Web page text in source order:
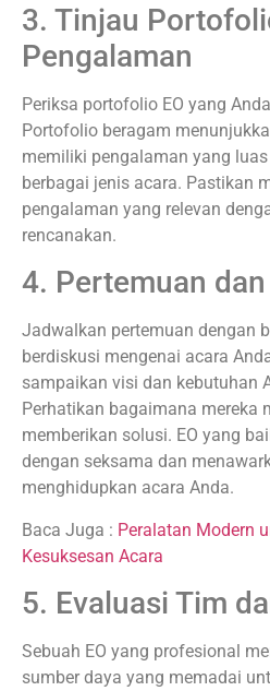
3. Tinjau
Pengalaman
Periksa portofolio EO yang
Portofolio beragam
memiliki pengalaman yang
berbagai jenis acara. Pastikan
pengalaman yang relevan
rencanakan.
4. Pertemuan
Jadwalkan pertemuan dengan
berdiskusi mengenai acara
sampaikan visi dan kebutuhan
Perhatikan bagaimana mereka
memberikan solusi. EO yang
dengan seksama dan
menghidupkan acara Anda.
Baca Juga : Peralatan Modern
Kesuksesan Acara
5. Evaluasi Tim
Sebuah EO yang profesional
sumber daya yang memadai